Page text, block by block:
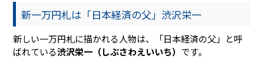
新一万円札は「日本経済の父」渋沢栄一
新しい一万円札に描かれる人物は、「日本経済の父」と呼
ばれている渋沢栄一（しぶさわえいいち） です。